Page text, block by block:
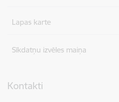
Lapas karte
Sīkdatņu izvēles maiņa
Kontakti